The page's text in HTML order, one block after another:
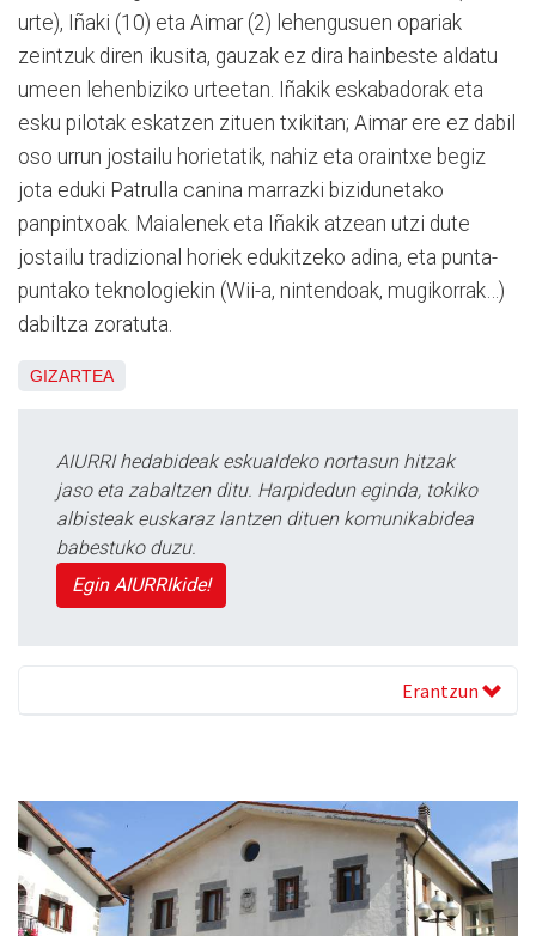
urte), Iñaki (10) eta Aimar (2) lehengusuen opariak
zeintzuk diren ikusita, gauzak ez dira hainbeste aldatu
umeen lehenbiziko urteetan. Iñakik eskabadorak eta
esku pilotak eskatzen zituen txikitan; Aimar ere ez dabil
oso urrun jostailu horietatik, nahiz eta oraintxe begiz
jota eduki Patrulla canina marrazki bizidunetako
panpintxoak. Maialenek eta Iñakik atzean utzi dute
jostailu tradizional horiek edukitzeko adina, eta punta-
puntako teknologiekin (Wii-a, nintendoak, mugikorrak…)
dabiltza zoratuta.
GIZARTEA
AIURRI hedabideak eskualdeko nortasun hitzak
jaso eta zabaltzen ditu. Harpidedun eginda, tokiko
albisteak euskaraz lantzen dituen komunikabidea
babestuko duzu.
Egin AIURRIkide!
Erantzun